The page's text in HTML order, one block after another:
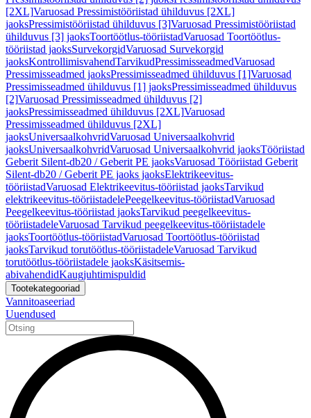
[2XL]Varuosad Pressimistööriistad ühilduvus [2XL]
jaoksPressimistööriistad ühilduvus [3]Varuosad Pressimistööriistad
ühilduvus [3] jaoksToortöötlus-tööriistadVaruosad Toortöötlus-
tööriistad jaoksSurvekorgidVaruosad Survekorgid
jaoksKontrollimisvahendTarvikudPressimisseadmedVaruosad
Pressimisseadmed jaoksPressimisseadmed ühilduvus [1]Varuosad
Pressimisseadmed ühilduvus [1] jaoksPressimisseadmed ühilduvus
[2]Varuosad Pressimisseadmed ühilduvus [2]
jaoksPressimisseadmed ühilduvus [2XL]Varuosad
Pressimisseadmed ühilduvus [2XL]
jaoksUniversaalkohvridVaruosad Universaalkohvrid
jaoksUniversaalkohvridVaruosad Universaalkohvrid jaoksTööriistad
Geberit Silent-db20 / Geberit PE jaoksVaruosad Tööriistad Geberit
Silent-db20 / Geberit PE jaoks jaoksElektrikeevitus-
tööriistadVaruosad Elektrikeevitus-tööriistad jaoksTarvikud
elektrikeevitus-tööriistadelePeegelkeevitus-tööriistadVaruosad
Peegelkeevitus-tööriistad jaoksTarvikud peegelkeevitus-
tööriistadeleVaruosad Tarvikud peegelkeevitus-tööriistadele
jaoksToortöötlus-tööriistadVaruosad Toortöötlus-tööriistad
jaoksTarvikud torutöötlus-tööriistadeleVaruosad Tarvikud
torutöötlus-tööriistadele jaoksKäsitsemis-
abivahendidKaugjuhtimispuldid
Tootekategooriad
Vannitoaseeriad
Uuendused